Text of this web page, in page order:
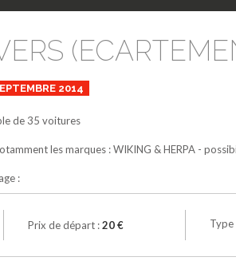
2014
de 35 voitures
les marques : WIKING & HERPA -
:
Prix de départ :20 € Type